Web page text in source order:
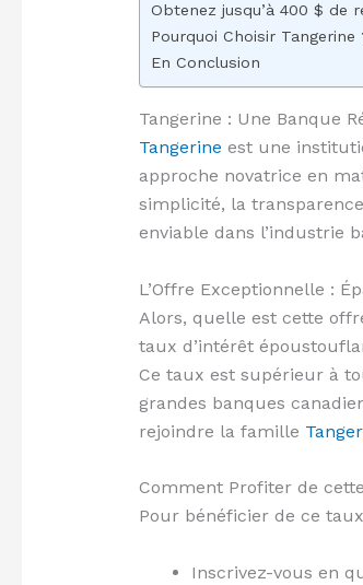
Obtenez jusqu’à 400 $ de
Pourquoi Choisir Tangerine
En Conclusion
Tangerine : Une Banque
Tangerine est une
approche novatrice en
simplicité, la
enviable dans l’industrie
L’Offre Exceptionnelle :
Alors, quelle est cette
taux d’intérêt
Ce taux est supérieur à
grandes banques
rejoindre la famille
Comment Profiter de
Pour bénéficier de ce
Inscrivez-vous en